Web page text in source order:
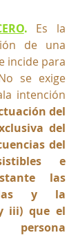
. Es la
de una
incide para
se exige
intención
del
del
del
e
las
y la
iii) que el